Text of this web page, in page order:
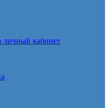
личный кабинет